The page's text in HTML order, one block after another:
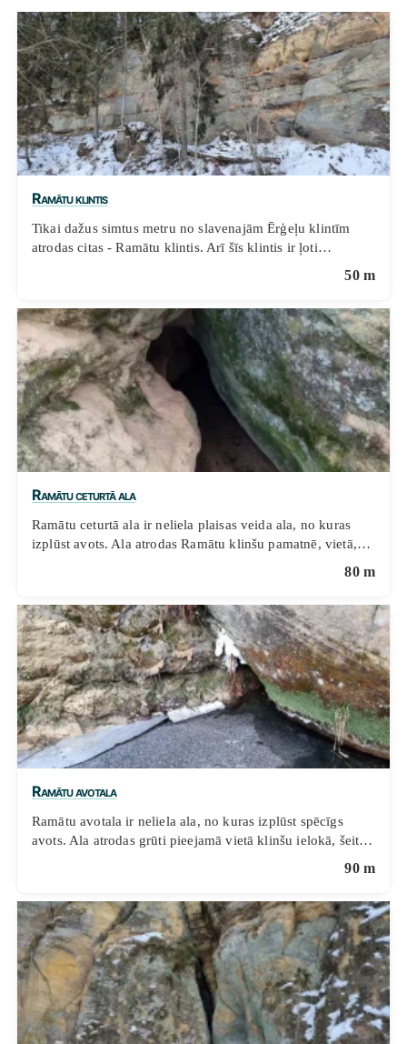
Ramātu klintis
Tikai dažus simtus metru no slavenajām Ērģeļu klintīm
atrodas citas - Ramātu klintis. Arī šīs klintis ir ļoti…
50 m
Ramātu ceturtā ala
Ramātu ceturtā ala ir neliela plaisas veida ala, no kuras
izplūst avots. Ala atrodas Ramātu klinšu pamatnē, vietā,…
80 m
Ramātu avotala
Ramātu avotala ir neliela ala, no kuras izplūst spēcīgs
avots. Ala atrodas grūti pieejamā vietā klinšu ielokā, šeit…
90 m